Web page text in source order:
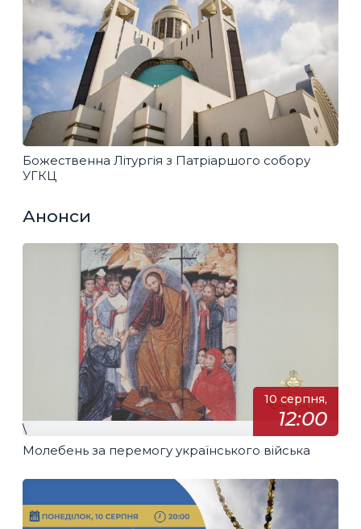
Божественна Літургія з Патріаршого собору
УГКЦ
Анонси
10 серпня,
12:00
\
Молебень за перемогу українського війська